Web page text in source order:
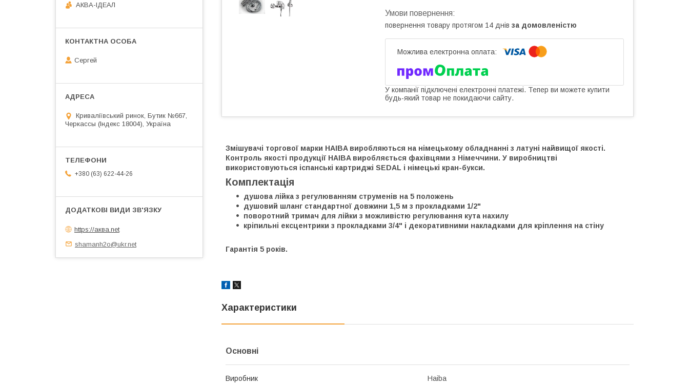
повернення товару протягом 14 днів за домовленістю
У компанії підключені електронні платежі. Тепер ви можете купити
будь-який товар не покидаючи сайту.
Змішувачі торгової марки HAIBA виробляються на німецькому обладнанні з латуні найвищої якості.
Контроль якості продукції HAIBA виробляється фахівцями з Німеччини. У виробництві
використовуються іспанські картриджі SEDAL і німецькі кран-букси.
Комплектація
душова лійка з регулюванням струменів на 5 положень
душовий шланг стандартної довжини 1,5 м з прокладками 1/2"
поворотний тримач для лійки з можливістю регулювання кута нахилу
кріпильні ексцентрики з прокладками 3/4" і декоративними накладками для кріплення на стіну
Гарантія 5 років.
Характеристики
Основні
Виробник Haiba
АКВА-ІДЕАЛ
Сергей
Криваліївський ринок, Бутик №667,
Черкассы (Індекс 18004), Україна
+380 (63) 622-44-26
https://аква.net
shamanh2o@ukr.net